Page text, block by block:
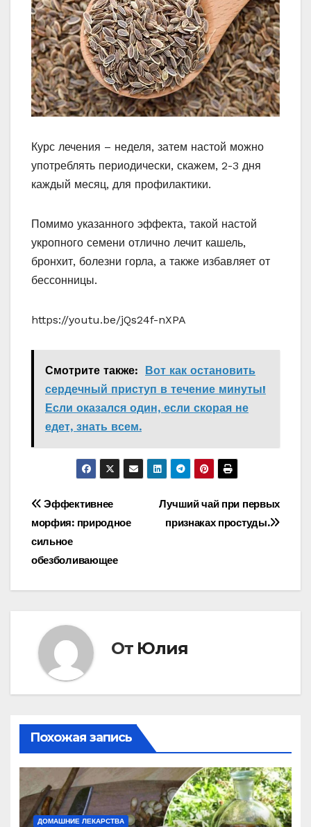
Курс лечения – неделя, затем настой можно
употреблять периодически, скажем, 2-3 дня
каждый месяц, для профилактики.
Помимо указанного эффекта, такой настой
укропного семени отлично лечит кашель,
бронхит, болезни горла, а также избавляет от
бессонницы.
https://youtu.be/jQs24f-nXPA
Смотрите также:
Вот как остановить
сердечный приступ в течение минуты!
Если оказался один, если скорая не
едет, знать всем.
Навигация
по
записям
Лучший чай при первых
признаках простуды.
Эффективнее
морфия: природное
сильное
обезболивающее
От Юлия
Похожая запись
ДОМАШНИЕ ЛЕКАРСТВА